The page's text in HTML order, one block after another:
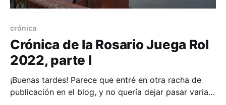
crónica
Crónica de la Rosario Juega Rol
2022, parte I
¡Buenas tardes! Parece que entré en otra racha de
publicación en el blog, y no quería dejar pasar varias